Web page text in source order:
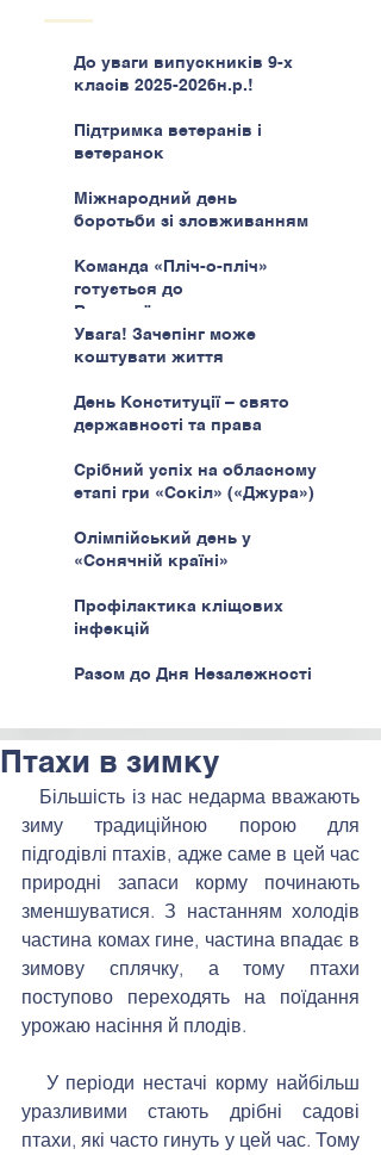
До уваги випускників 9-х
класів 2025-2026н.р.!
Підтримка ветеранів і
ветеранок
Міжнародний день
боротьби зі зловживанням
Команда «Пліч-о-пліч»
готується до
Всеукраїнського етапу
Увага! Зачепінг може
коштувати життя
День Конституції – свято
державності та права
Срібний успіх на обласному
етапі гри «Сокіл» («Джура»)
Олімпійський день у
«Сонячній країні»
Профілактика кліщових
інфекцій
Разом до Дня Незалежності
Птахи в зимку
зиму традиційною порою для
підгодівлі птахів, адже саме в цей час
природні запаси корму починають
зменшуватися. З настанням холодів
частина комах гине, частина впадає в
зимову сплячку, а тому птахи
поступово переходять на поїдання
урожаю насіння й плодів.
уразливими стають дрібні садові
птахи, які часто гинуть у цей час. Тому